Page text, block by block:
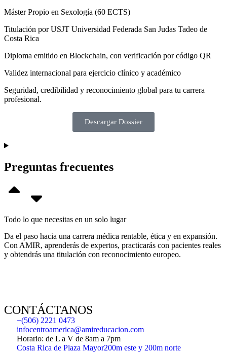
Máster Propio en Sexología (60 ECTS)
Titulación por USJT Universidad Federada San Judas Tadeo de
Costa Rica
Diploma emitido en Blockchain, con verificación por código QR
Validez internacional para ejercicio clínico y académico
Seguridad, credibilidad y reconocimiento global para tu carrera
profesional.
Descargar Dossier
Preguntas frecuentes
Todo lo que necesitas en un solo lugar
Da el paso hacia una carrera médica rentable, ética y en expansión.
Con AMIR, aprenderás de expertos, practicarás con pacientes reales
y obtendrás una titulación con reconocimiento europeo.
CONTÁCTANOS
+(506) 2221 0473
infocentroamerica@amireducacion.com
Horario: de L a V de 8am a 7pm
Costa Rica de Plaza Mayor200m este y 200m norte